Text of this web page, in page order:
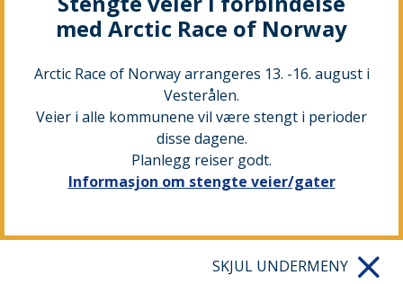
med Arctic Race of Norway
Arctic Race of Norway arrangeres 13. -16. august i
Vesterålen.
Veier i alle kommunene vil være stengt i perioder
disse dagene.
Planlegg reiser godt.
Informasjon om stengte veier/gater
SKJUL UNDERMENY